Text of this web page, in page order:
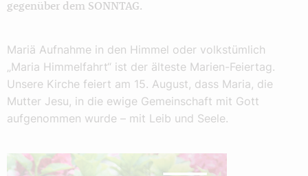
gegenüber dem SONNTAG.
Mariä Aufnahme in den Himmel oder volkstümlich
„Maria Himmelfahrt“ ist der älteste Marien-Feiertag.
Unsere Kirche feiert am 15. August, dass Maria, die
Mutter Jesu, in die ewige Gemeinschaft mit Gott
aufgenommen wurde – mit Leib und Seele.